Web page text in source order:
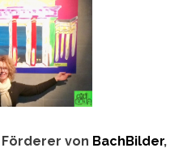
Förderer von BachBilder,